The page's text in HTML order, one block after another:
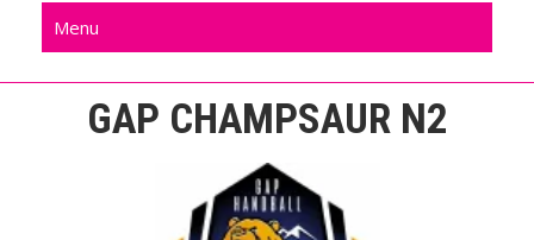
Menu
GAP CHAMPSAUR N2